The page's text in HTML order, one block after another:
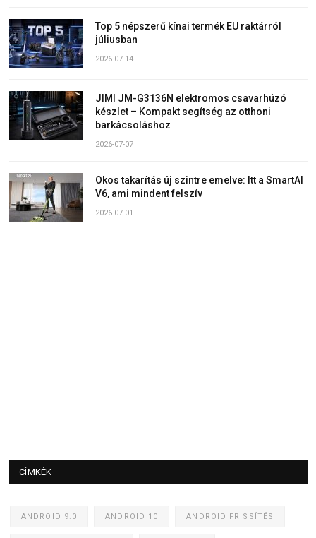
Top 5 népszerű kínai termék EU raktárról
júliusban
2026-07-14
JIMI JM-G3136N elektromos csavarhúzó
készlet – Kompakt segítség az otthoni
barkácsoláshoz
2026-07-07
Okos takarítás új szintre emelve: Itt a SmartAI
V6, ami mindent felszív
2026-07-01
CÍMKÉK
ANDROID 9.0 ANDROID 10 ANDROID FRISSÍTÉS